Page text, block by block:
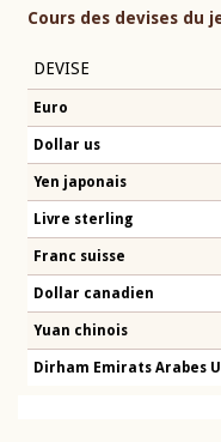
Cours des devises du
DEVISE
Euro
Dollar us
Yen japonais
Livre sterling
Franc suisse
Dollar canadien
Yuan chinois
Dirham Emirats Arabes